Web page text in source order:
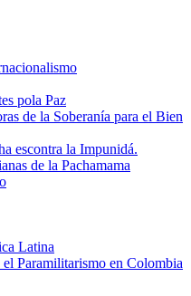
pola Paz
de la Soberanía para el Bien
escontra la Impunidá.
de la Pachamama
Latina
Paramilitarismo en Colombia